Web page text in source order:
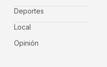
Deportes
Local
Opinión